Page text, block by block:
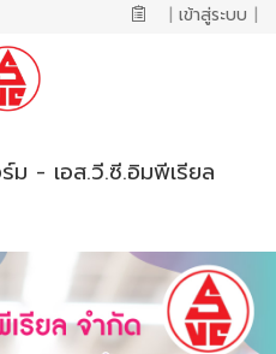
| เข้าสู่ระบบ |
ม - เอส.วี.ซี.อิมพีเรียล